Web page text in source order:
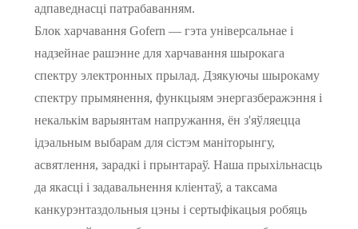
адпаведнасці патрабаванням.
Блок харчавання Gofern — гэта універсальнае і
надзейнае рашэнне для харчавання шырокага
спектру электронных прылад. Дзякуючы шырокаму
спектру прымянення, функцыям энергазберажэння і
некалькім варыянтам напружання, ён з'яўляецца
ідэальным выбарам для сістэм маніторынгу,
асвятлення, зарадкі і прынтараў. Наша прыхільнасць
да якасці і задавальнення кліентаў, а таксама
канкурэнтаздольныя цэны і сертыфікацыя робяць